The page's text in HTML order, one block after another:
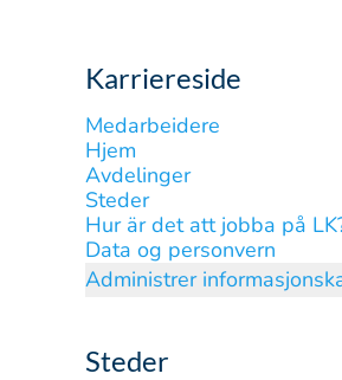
Karriereside
Medarbeidere
Hjem
Avdelinger
Steder
Hur är det att jobba på
Data og personvern
Administrer
Steder